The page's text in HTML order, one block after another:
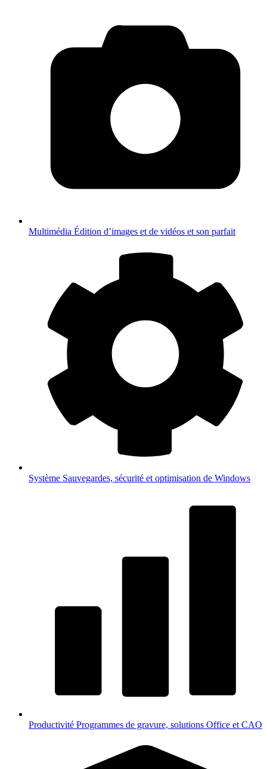
Multimédia Édition d’images et de vidéos et son parfait
Système Sauvegardes, sécurité et optimisation de Windows
Productivité Programmes de gravure, solutions Office et CAO